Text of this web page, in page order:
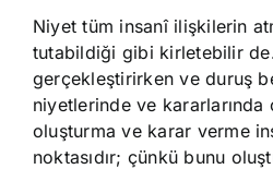
Niyet tüm insanî ilişkilerin
tutabildiği gibi kirletebilir
gerçekleştirirken ve duruş
niyetlerinde ve
oluşturma ve karar verme
noktasıdır; çünkü bunu